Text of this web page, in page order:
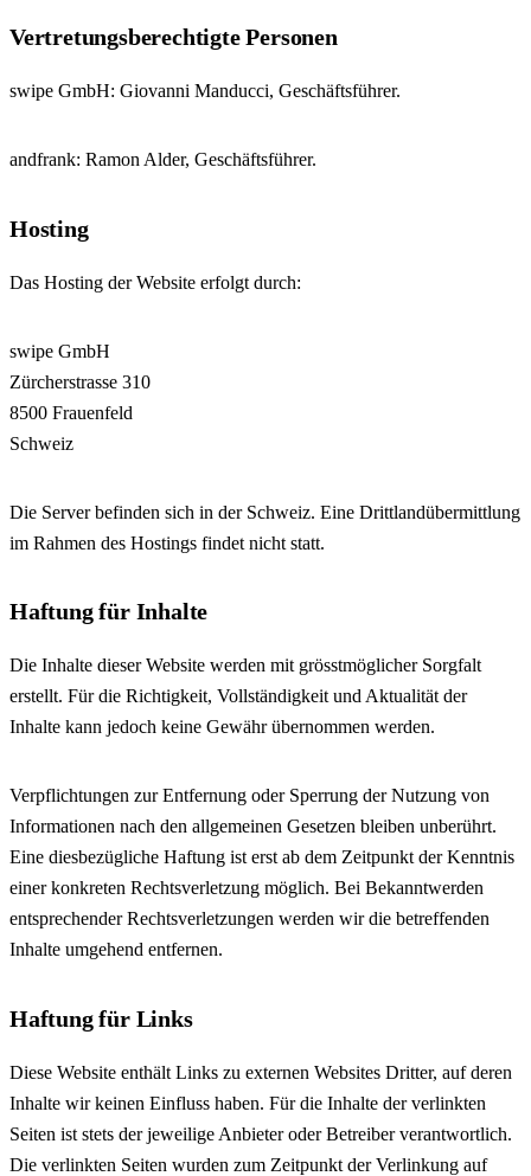
Vertretungsberechtigte Personen
swipe GmbH: Giovanni Manducci, Geschäftsführer.
andfrank: Ramon Alder, Geschäftsführer.
Hosting
Das Hosting der Website erfolgt durch:
swipe GmbH
Zürcherstrasse 310
8500 Frauenfeld
Schweiz
Die Server befinden sich in der Schweiz. Eine Drittlandübermittlung
im Rahmen des Hostings findet nicht statt.
Haftung für Inhalte
Die Inhalte dieser Website werden mit grösstmöglicher Sorgfalt
erstellt. Für die Richtigkeit, Vollständigkeit und Aktualität der
Inhalte kann jedoch keine Gewähr übernommen werden.
Verpflichtungen zur Entfernung oder Sperrung der Nutzung von
Informationen nach den allgemeinen Gesetzen bleiben unberührt.
Eine diesbezügliche Haftung ist erst ab dem Zeitpunkt der Kenntnis
einer konkreten Rechtsverletzung möglich. Bei Bekanntwerden
entsprechender Rechtsverletzungen werden wir die betreffenden
Inhalte umgehend entfernen.
Haftung für Links
Diese Website enthält Links zu externen Websites Dritter, auf deren
Inhalte wir keinen Einfluss haben. Für die Inhalte der verlinkten
Seiten ist stets der jeweilige Anbieter oder Betreiber verantwortlich.
Die verlinkten Seiten wurden zum Zeitpunkt der Verlinkung auf